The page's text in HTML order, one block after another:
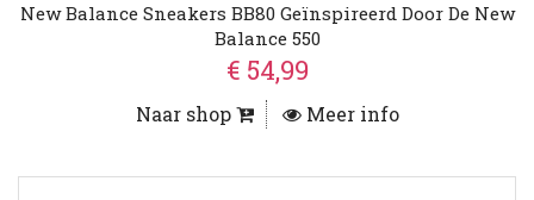
New Balance Sneakers BB80 Geïnspireerd Door De New
Balance 550
€ 54,99
Naar shop Meer info